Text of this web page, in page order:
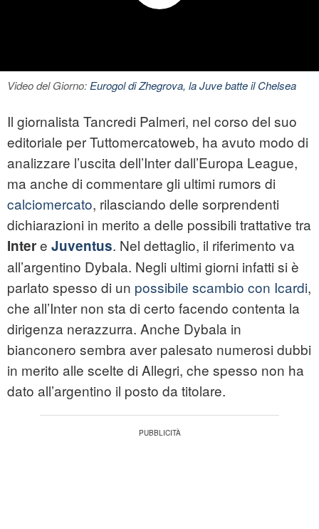
Video del Giorno:Eurogol di Zhegrova, la Juve batte il Chelsea
Il giornalista Tancredi Palmeri, nel corso del suo
editoriale per Tuttomercatoweb, ha avuto modo di
analizzare l’uscita dell’Inter dall’Europa League,
ma anche di commentare gli ultimi rumors di
calciomercato, rilasciando delle sorprendenti
dichiarazioni in merito a delle possibili trattative tra
Intere Juventus. Nel dettaglio, il riferimento va
all’argentino Dybala. Negli ultimi giorni infatti si è
parlato spesso di un possibile scambio con Icardi,
che all’Inter non sta di certo facendo contenta la
dirigenza nerazzurra. Anche Dybala in
bianconero sembra aver palesato numerosi dubbi
in merito alle scelte di Allegri, che spesso non ha
dato all’argentino il posto da titolare.